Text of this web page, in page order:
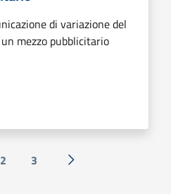
di variazione del
mezzo pubblicitario
2 3 Successiva »